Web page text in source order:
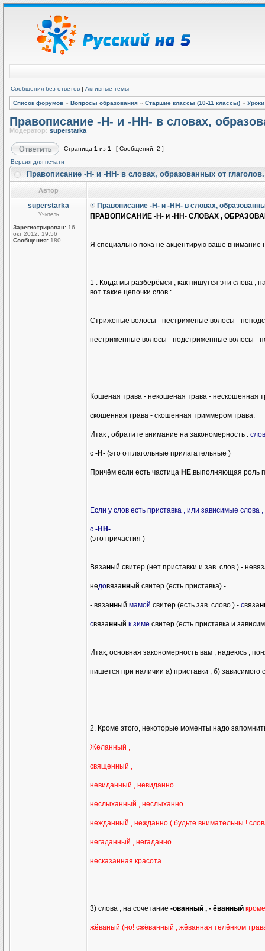
Сообщения без ответов | Активные темы
Список форумов » Вопросы образования » Старшие классы (10-11 классы) »
Правописание -Н- и -НН- в словах,
Модератор: superstarka
Страница 1 из 1
[ Сообщений: 2 ]
Версия для печати
Правописание -Н- и -НН- в словах, образованных от
Автор
superstarka
Учитель
Зарегистрирован: 16
окт 2012, 19:56
Сообщения: 180
Правописание -Н- и -НН- в словах,
ПРАВОПИСАНИЕ -Н- и -НН- СЛОВАХ ,
Я специально пока не акцентирую ваше внимание
1 . Когда мы разберёмся , как пишутся эти слова ,
вот такие цепочки слов :
Стриженые волосы - нестриженые волосы -
нестриженные волосы - подстриженные волосы -
Кошеная трава - некошеная трава - нескошенная
скошенная трава - скошенная триммером трава.
Итак , обратите внимание на закономерность :
с -Н- (это отглагольные прилагательные )
Причём если есть частица НЕ,выполняющая роль
Если у слов есть приставка , или зависимые
с -НН-
(это причастия )
Вязаный свитер (нет приставки и зав. слов.) -
недовязанный свитер (есть приставка) -
- вязанный мамой свитер (есть зав. слово ) - связа
связанный к зиме свитер (есть приставка и
Итак, основная закономерность вам , надеюсь ,
пишется при наличии а) приставки , б) зависимого
2. Кроме этого, некоторые моменты надо
Желанный ,
священный ,
невиданный , невиданно
неслыханный , неслыханно
нежданный , нежданно ( будьте внимательны !
негаданный , негаданно
несказанная красота
3) слова , на сочетание -ованный , - ёванный
жёваный (но! сжёванный , жёванная телёнком